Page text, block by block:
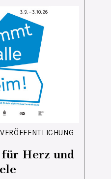
Herz und